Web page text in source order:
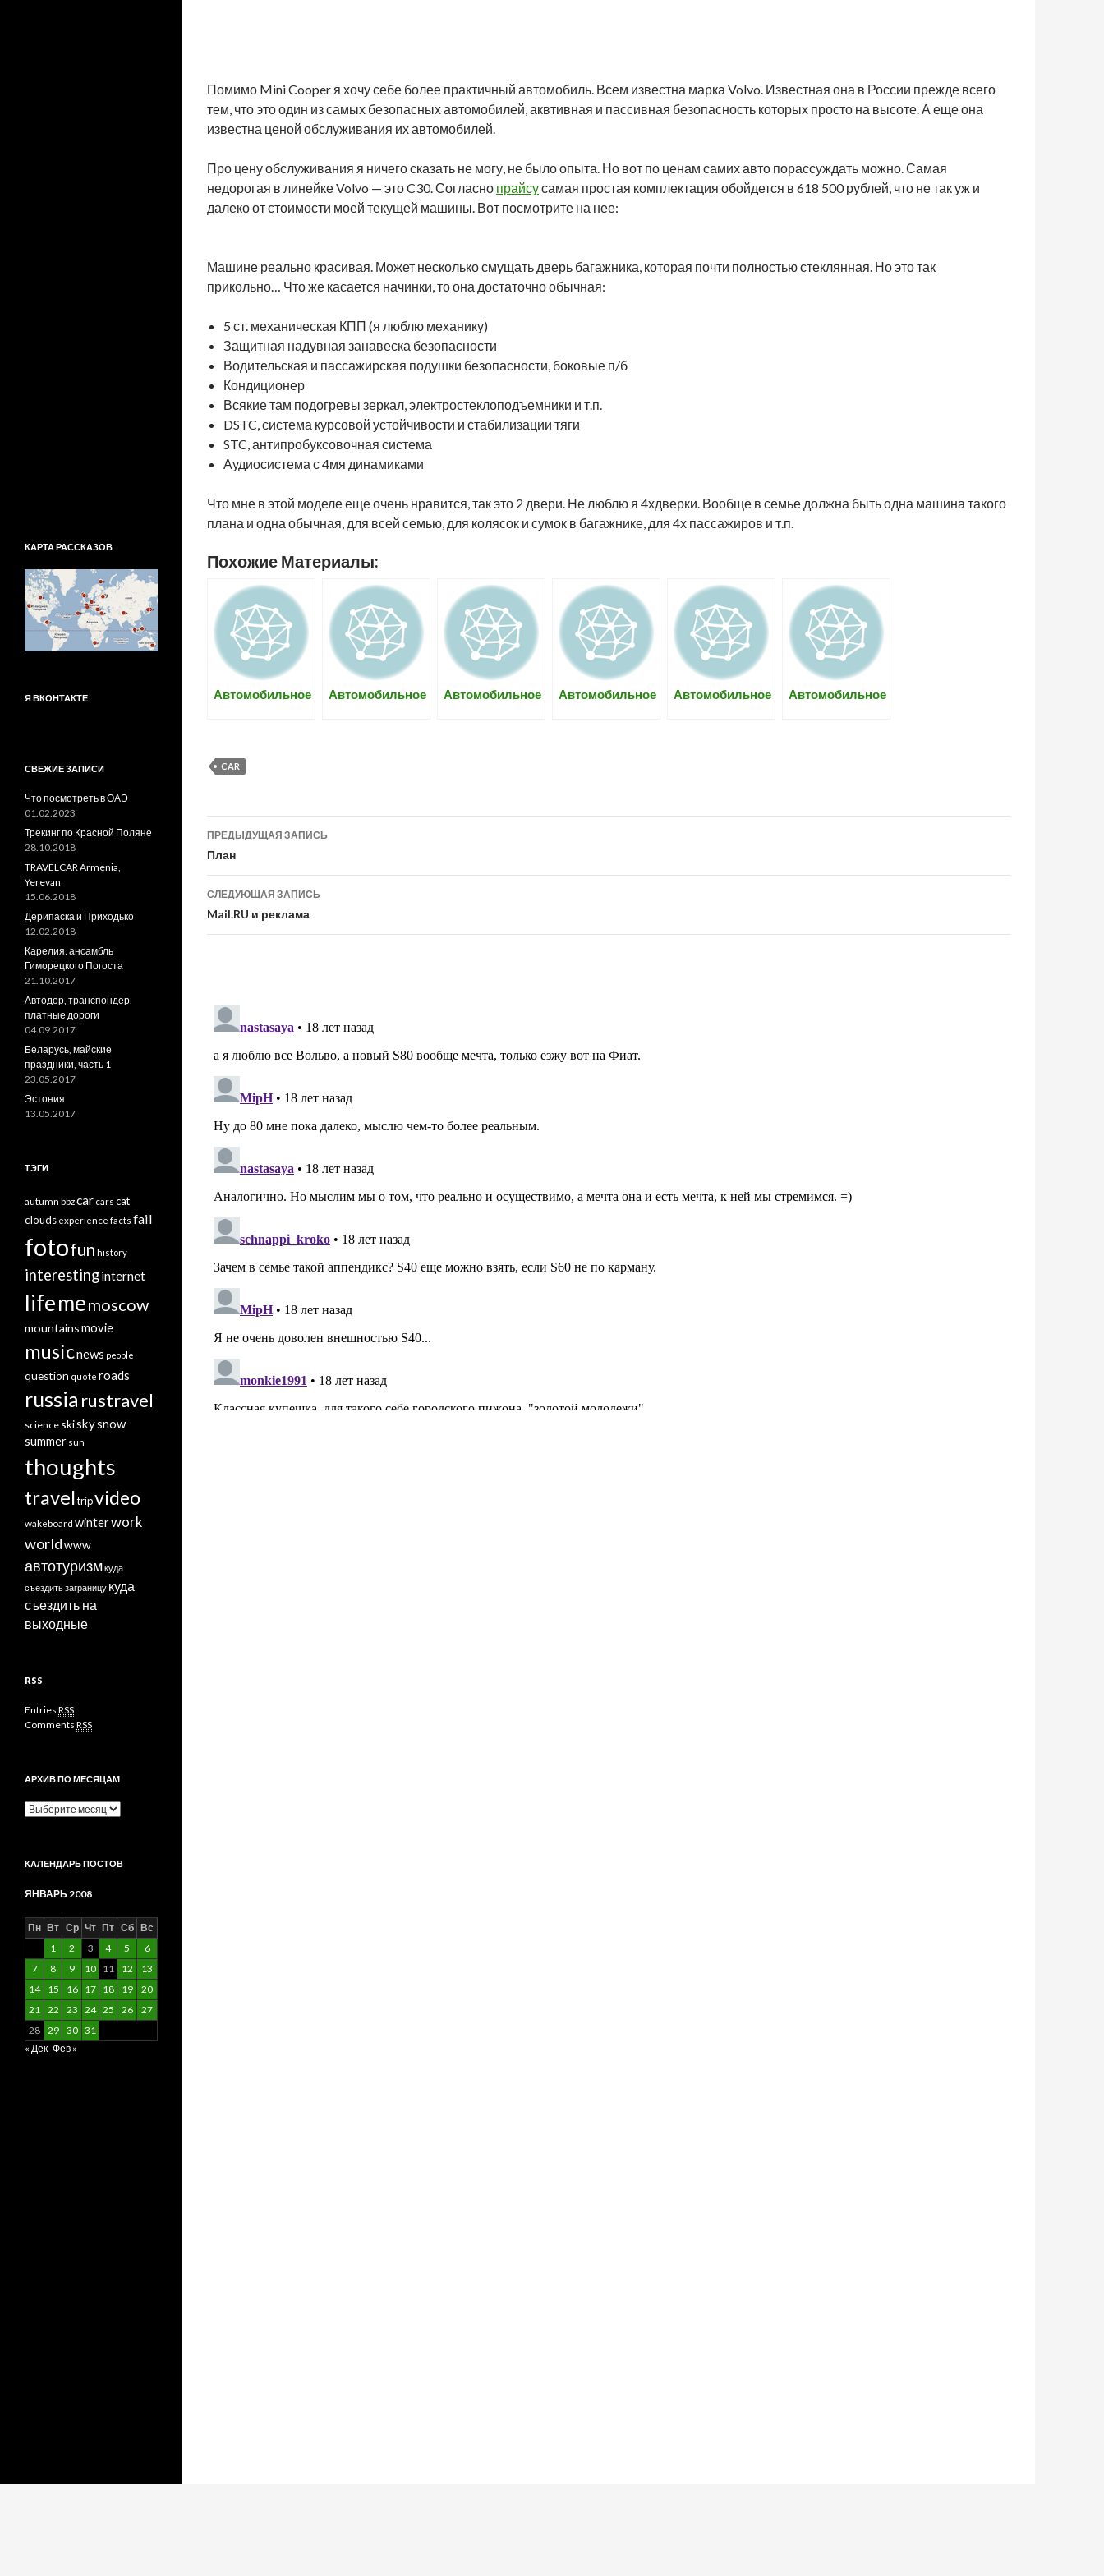
Помимо Mini Cooper я хочу себе более практичный автомобиль. Всем известна марка Volvo. Известная она в России прежде всего
тем, что это один из самых безопасных автомобилей, аквтивная и пассивная безопасность которых просто на высоте. А еще она
известна ценой обслуживания их автомобилей.
Про цену обслуживания я ничего сказать не могу, не было опыта. Но вот по ценам самих авто порассуждать можно. Самая
недорогая в линейке Volvo — это C30. Согласно прайсусамая простая комплектация обойдется в 618 500 рублей, что не так уж и
далеко от стоимости моей текущей машины. Вот посмотрите на нее:
Машине реально красивая. Может несколько смущать дверь багажника, которая почти полностью стеклянная. Но это так
прикольно… Что же касается начинки, то она достаточно обычная:
5 ст. механическая КПП (я люблю механику)
Защитная надувная занавеска безопасности
Водительская и пассажирская подушки безопасности, боковые п/б
Кондиционер
Всякие там подогревы зеркал, электростеклоподъемники и т.п.
DSTC, система курсовой устойчивости и стабилизации тяги
STC, антипробуксовочная система
Аудиосистема с 4мя динамиками
Что мне в этой моделе еще очень нравится, так это 2 двери. Не люблю я 4хдверки. Вообще в семье должна быть одна машина такого
плана и одна обычная, для всей семью, для колясок и сумок в багажнике, для 4х пассажиров и т.п.
Похожие Материалы:
Автомобильное Автомобильное Автомобильное Автомобильное Автомобильное Автомобильное
CAR
Навигация
по
записям
ПРЕДЫДУЩАЯ ЗАПИСЬ
План
СЛЕДУЮЩАЯ ЗАПИСЬ
Mail.RU и реклама
КАРТА РАССКАЗОВ
Я ВКОНТАКТЕ
СВЕЖИЕ ЗАПИСИ
Что посмотреть в ОАЭ
01.02.2023
Трекинг по Красной Поляне
28.10.2018
TRAVELCAR Armenia,
Yerevan
15.06.2018
Дерипаска и Приходько
12.02.2018
Карелия: ансамбль
Гиморецкого Погоста
21.10.2017
Автодор, транспондер,
платные дороги
04.09.2017
Беларусь, майские
праздники, часть 1
23.05.2017
Эстония
13.05.2017
ТЭГИ
autumn bbzcar cars cat
clouds experience facts fail
fotofun history
interestinginternet
lifememoscow
mountainsmovie
musicnews people
question quote roads
russia rustravel
science skiskysnow
summer sun
thoughts
traveltripvideo
wakeboard winterwork
worldwww
автотуризмкуда
съездить заграницу куда
съездить на
выходные
RSS
Entries RSS
Comments RSS
АРХИВ ПО МЕСЯЦАМ
Архив
КАЛЕНДАРЬ ПОСТОВ
ЯНВАРЬ 2008
Пн Вт Ср Чт Пт Сб Вс
1
2 3 4 5
6
7
8 9 10 11 12
13
14
15 16 17 18 19
20
21 22 23 24 25 26
27
28 29 30 31
« Дек Фев »